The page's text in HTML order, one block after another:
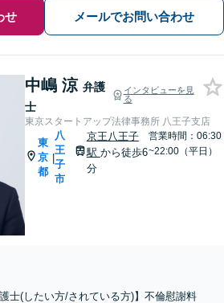
せ メールでお問い合わせ
中嶋 涼 弁護
士
インタビューを見
る
東京スタートアップ法律事務所 八王子支店
東
京
都
|
八
王
子
市
京王八王子
駅 から徒歩6
分
営業時間：06:30
~22:00（平日）
士(したい方/されている方)】不倫慰謝料